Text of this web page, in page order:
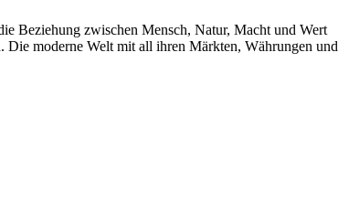
Beziehung zwischen Mensch, Natur, Macht und Wert
Die moderne Welt mit all ihren Märkten, Währungen und